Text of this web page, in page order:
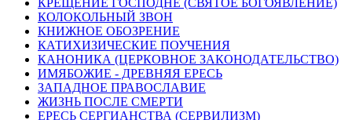
КРЕЩЕНИЕ ГОСПОДНЕ (СВЯТОЕ БОГОЯВЛЕНИЕ)
КОЛОКОЛЬНЫЙ ЗВОН
КНИЖНОЕ ОБОЗРЕНИЕ
КАТИХИЗИЧЕСКИЕ ПОУЧЕНИЯ
КАНОНИКА (ЦЕРКОВНОЕ ЗАКОНОДАТЕЛЬСТВО)
ИМЯБОЖИЕ - ДРЕВНЯЯ ЕРЕСЬ
ЗАПАДНОЕ ПРАВОСЛАВИЕ
ЖИЗНЬ ПОСЛЕ СМЕРТИ
ЕРЕСЬ СЕРГИАНСТВА (СЕРВИЛИЗМ)